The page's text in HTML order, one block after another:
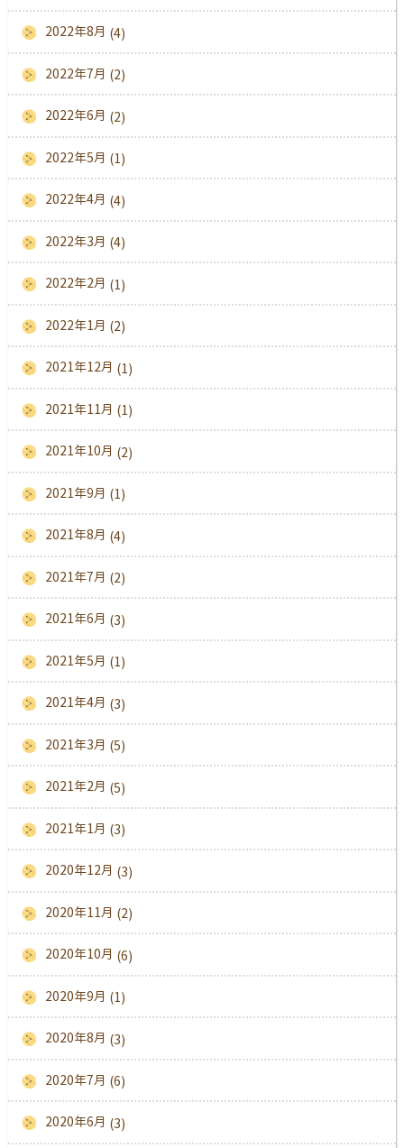
2022年8月 (4)
2022年7月 (2)
2022年6月 (2)
2022年5月 (1)
2022年4月 (4)
2022年3月 (4)
2022年2月 (1)
2022年1月 (2)
2021年12月 (1)
2021年11月 (1)
2021年10月 (2)
2021年9月 (1)
2021年8月 (4)
2021年7月 (2)
2021年6月 (3)
2021年5月 (1)
2021年4月 (3)
2021年3月 (5)
2021年2月 (5)
2021年1月 (3)
2020年12月 (3)
2020年11月 (2)
2020年10月 (6)
2020年9月 (1)
2020年8月 (3)
2020年7月 (6)
2020年6月 (3)